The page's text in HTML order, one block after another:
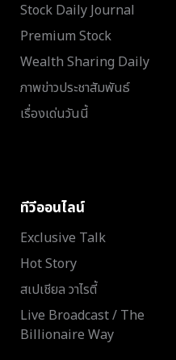
Stock Daily Journal
Premium Stock
Wealth Sharing Daily
ภาพข่าวประชาสัมพันธ์
เรื่องเด่นวันนี้
ทีวีออนไลน์
Exclusive Talk
Hot Story
สเปเชียล วาไรตี้
Live Broadcast / The
Billionaire Way